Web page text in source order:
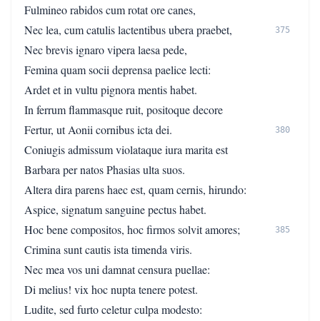
Fulmineo rabidos cum rotat ore canes,
Nec lea, cum catulis lactentibus ubera praebet,
375
Nec brevis ignaro vipera laesa pede,
Femina quam socii deprensa paelice lecti:
Ardet et in vultu pignora mentis habet.
In ferrum flammasque ruit, positoque decore
Fertur, ut Aonii cornibus icta dei.
380
Coniugis admissum violataque iura marita est
Barbara per natos Phasias ulta suos.
Altera dira parens haec est, quam cernis, hirundo:
Aspice, signatum sanguine pectus habet.
Hoc bene compositos, hoc firmos solvit amores;
385
Crimina sunt cautis ista timenda viris.
Nec mea vos uni damnat censura puellae:
Di melius! vix hoc nupta tenere potest.
Ludite, sed furto celetur culpa modesto: